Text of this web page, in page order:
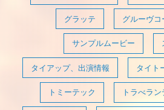
グラッテ グルーヴコ
サンプルムービー
タイアップ、出演情報 タイト
トミーテック トラべラ